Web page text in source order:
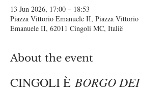
13 Jun 2026, 17:00 – 18:53
Piazza Vittorio Emanuele II, Piazza Vittorio
Emanuele II, 62011 Cingoli MC, Italië
About the event
CINGOLI È BORGO DEI